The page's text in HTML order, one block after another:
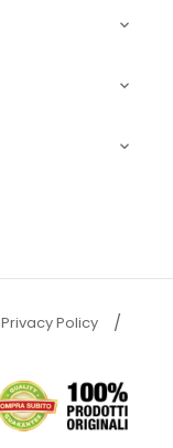



Privacy Policy